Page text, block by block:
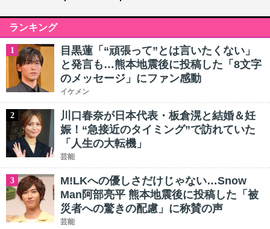
ランキング
1
目黒蓮「“頑張って”とは言いたくない」
と発言も…熊本地震後に投稿した「8文字
のメッセージ」にファン感動
イケメン
2
川口春奈が日本代表・板倉滉と結婚＆妊
娠！“急接近のタイミング”で訪れていた
「人生の大転機」
芸能
3
M!LKへの優しさだけじゃない…Snow
Man阿部亮平 熊本地震後に投稿した「被
災者への驚きの配慮」に称賛の声
芸能